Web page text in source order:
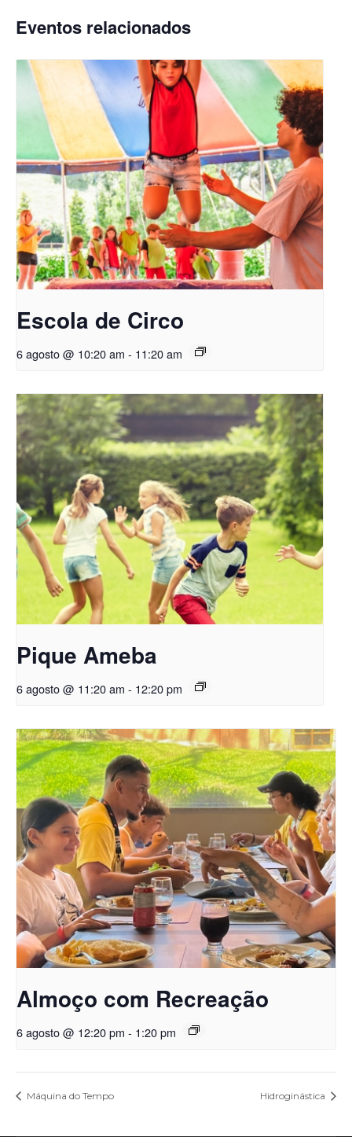
Eventos relacionados
Escola de Circo
6 agosto @ 10:20 am - 11:20 am
Pique Ameba
6 agosto @ 11:20 am - 12:20 pm
Almoço com Recreação
6 agosto @ 12:20 pm - 1:20 pm
Máquina do Tempo Hidroginástica